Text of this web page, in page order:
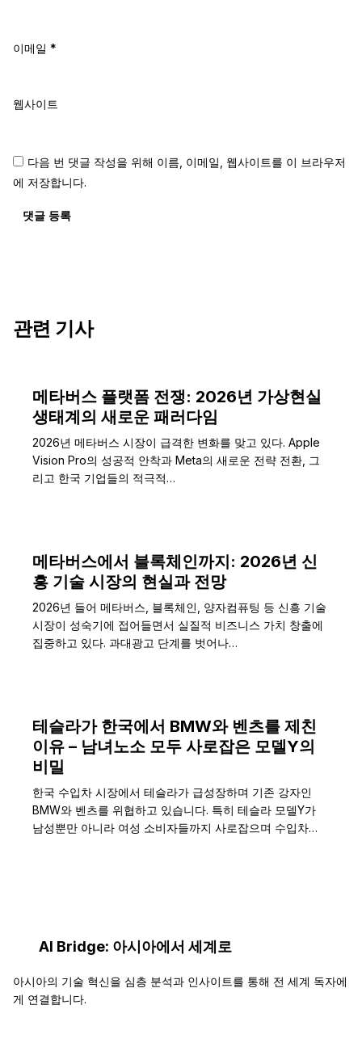
이메일 *
웹사이트
다음 번 댓글 작성을 위해 이름, 이메일, 웹사이트를 이 브라우저
에 저장합니다.
댓글 등록
관련 기사
메타버스 플랫폼 전쟁: 2026년 가상현실
생태계의 새로운 패러다임
2026년 메타버스 시장이 급격한 변화를 맞고 있다. Apple
Vision Pro의 성공적 안착과 Meta의 새로운 전략 전환, 그
리고 한국 기업들의 적극적…
메타버스에서 블록체인까지: 2026년 신
흥 기술 시장의 현실과 전망
2026년 들어 메타버스, 블록체인, 양자컴퓨팅 등 신흥 기술
시장이 성숙기에 접어들면서 실질적 비즈니스 가치 창출에
집중하고 있다. 과대광고 단계를 벗어나…
테슬라가 한국에서 BMW와 벤츠를 제친
이유 – 남녀노소 모두 사로잡은 모델Y의
비밀
한국 수입차 시장에서 테슬라가 급성장하며 기존 강자인
BMW와 벤츠를 위협하고 있습니다. 특히 테슬라 모델Y가
남성뿐만 아니라 여성 소비자들까지 사로잡으며 수입차…
AI Bridge: 아시아에서 세계로
아시아의 기술 혁신을 심층 분석과 인사이트를 통해 전 세계 독자에
게 연결합니다.